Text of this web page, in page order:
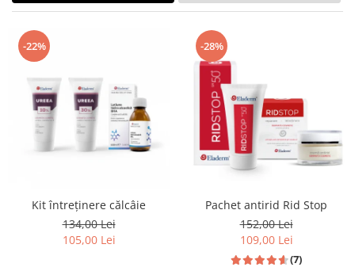
-22%
Kit întreținere călcâie
134,00 Lei
105,00 Lei
-28%
Pachet antirid Rid Stop
152,00 Lei
109,00 Lei
(7)